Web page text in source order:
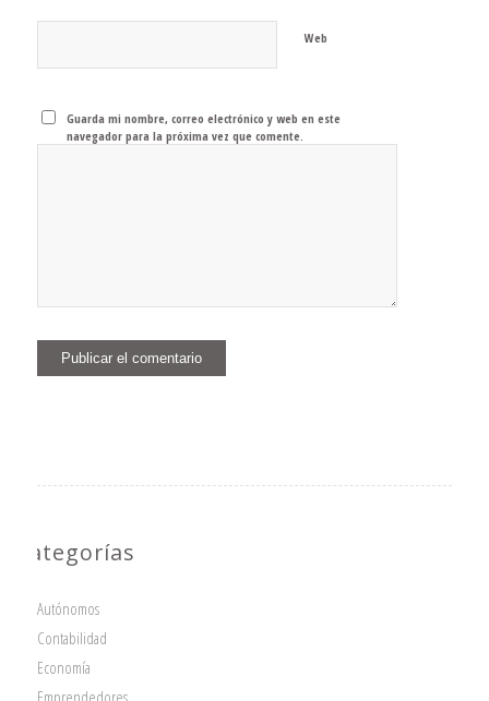
Web
Guarda mi nombre, correo electrónico y web en este
navegador para la próxima vez que comente.
Categorías
Autónomos
Contabilidad
Economía